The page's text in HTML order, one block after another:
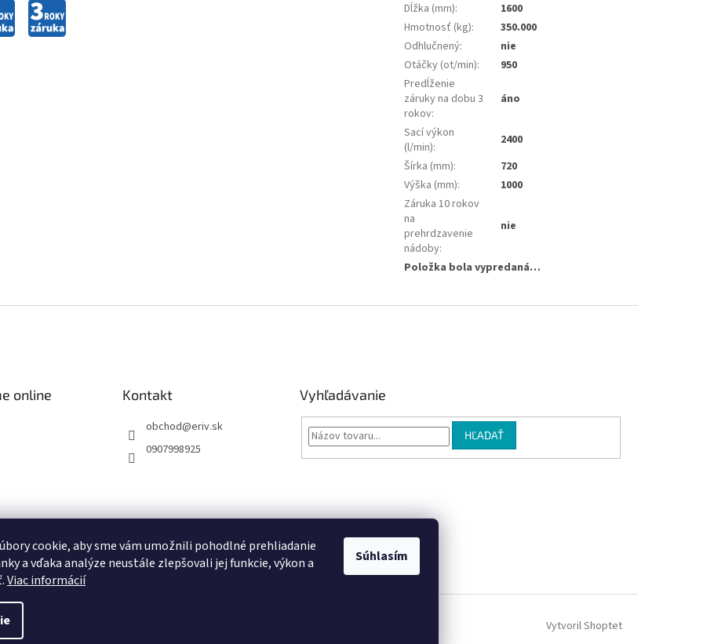
cookie, aby sme vám umožnili pohodlné prehliadanie
a vďaka analýze neustále zlepšovali jej funkcie, výkon a
Viac informácií
Súhlasím
Dĺžka (mm):
1600
Hmotnosť (kg):
350.000
Odhlučnený:
nie
Otáčky (ot/min):
950
Predĺženie
záruky na dobu 3
rokov:
áno
Sací výkon
(l/min):
2400
Šírka (mm):
720
Výška (mm):
1000
Záruka 10 rokov
na
prehrdzavenie
nádoby:
nie
Položka bola vypredaná…
online
Kontakt
obchod@eriv.sk
0907998925
Vyhľadávanie
HĽADAŤ
Obchodné podmienky
Vytvoril Shoptet